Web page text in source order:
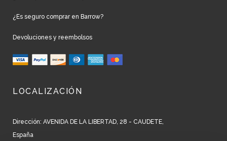
¿Es seguro comprar en Barrow?
Devoluciones y reembolsos
LOCALIZACIÓN
Dirección: AVENIDA DE LA LIBERTAD, 28 - CAUDETE,
España